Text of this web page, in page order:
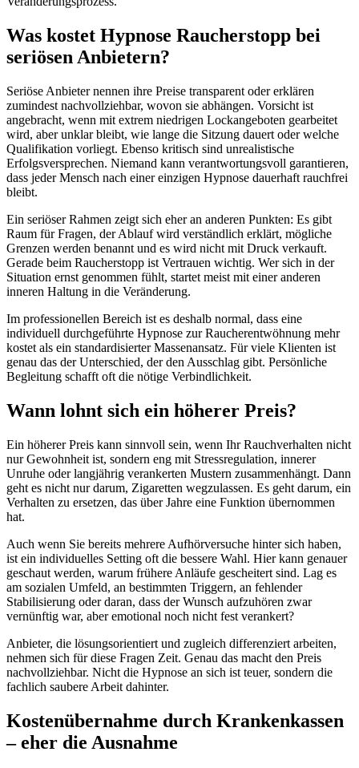
Was kostet Hypnose Raucherstopp bei
seriösen Anbietern?
Seriöse Anbieter nennen ihre Preise transparent oder erklären
zumindest nachvollziehbar, wovon sie abhängen. Vorsicht ist
angebracht, wenn mit extrem niedrigen Lockangeboten gearbeitet
wird, aber unklar bleibt, wie lange die Sitzung dauert oder welche
Qualifikation vorliegt. Ebenso kritisch sind unrealistische
Erfolgsversprechen. Niemand kann verantwortungsvoll garantieren,
dass jeder Mensch nach einer einzigen Hypnose dauerhaft rauchfrei
bleibt.
Ein seriöser Rahmen zeigt sich eher an anderen Punkten: Es gibt
Raum für Fragen, der Ablauf wird verständlich erklärt, mögliche
Grenzen werden benannt und es wird nicht mit Druck verkauft.
Gerade beim Raucherstopp ist Vertrauen wichtig. Wer sich in der
Situation ernst genommen fühlt, startet meist mit einer anderen
inneren Haltung in die Veränderung.
Im professionellen Bereich ist es deshalb normal, dass eine
individuell durchgeführte Hypnose zur Raucherentwöhnung mehr
kostet als ein standardisierter Massenansatz. Für viele Klienten ist
genau das der Unterschied, der den Ausschlag gibt. Persönliche
Begleitung schafft oft die nötige Verbindlichkeit.
Wann lohnt sich ein höherer Preis?
Ein höherer Preis kann sinnvoll sein, wenn Ihr Rauchverhalten nicht
nur Gewohnheit ist, sondern eng mit Stressregulation, innerer
Unruhe oder langjährig verankerten Mustern zusammenhängt. Dann
geht es nicht nur darum, Zigaretten wegzulassen. Es geht darum, ein
Verhalten zu ersetzen, das über Jahre eine Funktion übernommen
hat.
Auch wenn Sie bereits mehrere Aufhörversuche hinter sich haben,
ist ein individuelles Setting oft die bessere Wahl. Hier kann genauer
geschaut werden, warum frühere Anläufe gescheitert sind. Lag es
am sozialen Umfeld, an bestimmten Triggern, an fehlender
Stabilisierung oder daran, dass der Wunsch aufzuhören zwar
vernünftig war, aber emotional noch nicht fest verankert?
Anbieter, die lösungsorientiert und zugleich differenziert arbeiten,
nehmen sich für diese Fragen Zeit. Genau das macht den Preis
nachvollziehbar. Nicht die Hypnose an sich ist teuer, sondern die
fachlich saubere Arbeit dahinter.
Kostenübernahme durch Krankenkassen
– eher die Ausnahme